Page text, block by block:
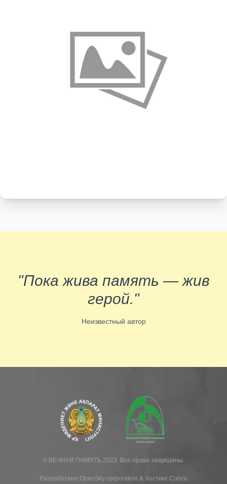
"Пока жива память — жив
герой."
Неизвестный автор
© ВЕЧНАЯ ПАМЯТЬ 2023. Все права защищены.
Разработано OpenSky corporation & Хостинг Conco